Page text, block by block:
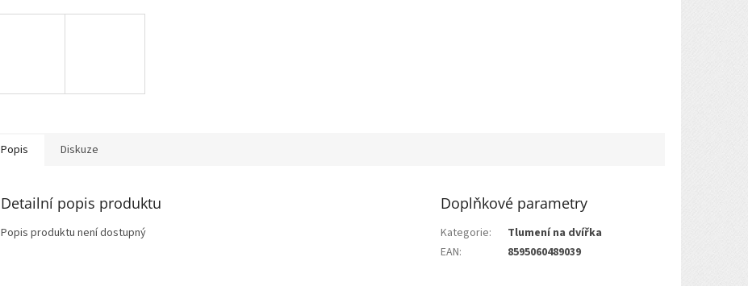
Popis Diskuze
Detailní popis produktu
Popis produktu není dostupný
Doplňkové parametry
Kategorie:
Tlumení na dvířka
EAN: 8595060489039